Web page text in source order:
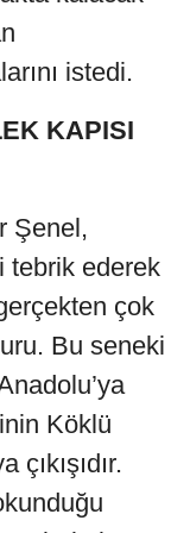
istedi.
KAPISI
Şenel,
tebrik ederek
çok
Bu seneki
Köklü